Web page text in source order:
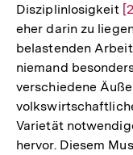
Disziplinlosigkeit
eher darin zu
belastenden
niemand
verschiedene
Varietät
hervor. Diesem